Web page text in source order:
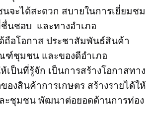
จะได้สะดวก สบายในการเยี่ยมชม
นชอบ และทางอำเภอ
ถือโอกาส ประชาสัมพันธ์สินค้า
ฑ์ชุมชน และของดีอำเภอ
เป็นที่รู้จัก เป็นการสร้างโอกาสทาง
องสินค้าการเกษตร สร้างรายได้ให้
ะชุมชน พัฒนาต่อยอดด้านการท่อง